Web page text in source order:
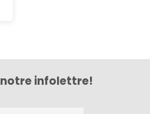
notre infolettre!